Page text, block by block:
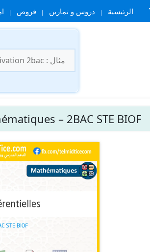
الرئيسية دروس و تمارين فروض
عن:
– 2BAC STE BIOF